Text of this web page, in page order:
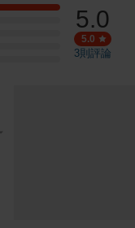
5.0
5.0
3則評論